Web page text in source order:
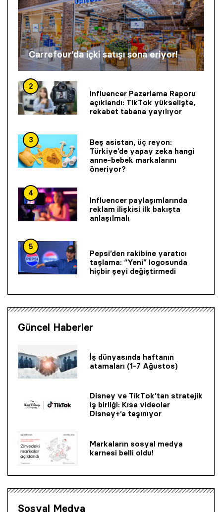
Carrefour’da içki satışı sona eriyor!
2
Influencer Pazarlama Raporu
açıklandı: TikTok yükselişte,
rekabet tabana yayılıyor
3
Beş asistan, üç reyon:
Türkiye’de yapay zeka hangi
anne-bebek markalarını
öneriyor?
4
Influencer paylaşımlarında
reklam ilişkisi ilk bakışta
anlaşılmalı
5
Pepsi’den rakibine yaratıcı
taşlama: “Yeni” logosunda
hiçbir şeyi değiştirmedi
Güncel Haberler
İş dünyasında haftanın
atamaları (1-7 Ağustos)
Disney ve TikTok’tan stratejik
iş birliği: Kısa videolar
Disney+’a taşınıyor
Markaların sosyal medya
karnesi belli oldu!
Sosyal Medya